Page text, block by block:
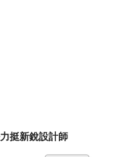
挺新銳設計師